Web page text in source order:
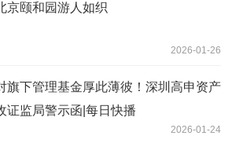
京颐和园游人如织
2026-01-26
旗下管理基金厚此薄彼！深圳高申资产
证监局警示函|每日快播
2026-01-24